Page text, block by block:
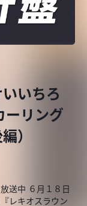
いちろ
ーリング
）
送中 ６月１８日
レキオスラウン